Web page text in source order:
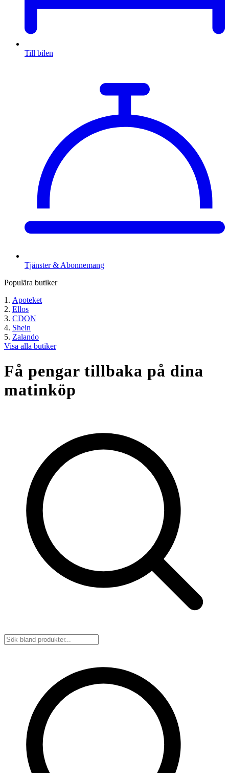
Till bilen
Tjänster & Abonnemang
Populära butiker
Apoteket
Ellos
CDON
Shein
Zalando
Visa alla butiker
Få pengar tillbaka på dina
matinköp